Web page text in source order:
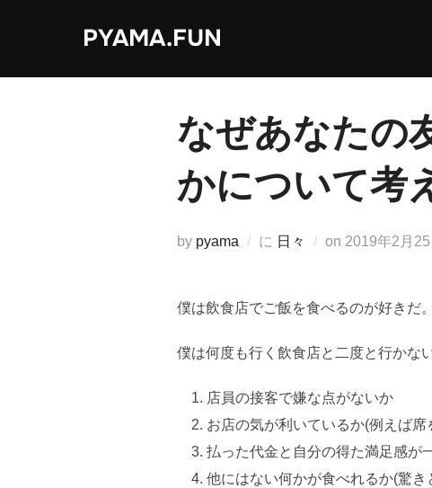
PYAMA.FUN
なぜあなたの
かについて考
by pyama に 日々 on 投
2019年2月25
僕は飲食店でご飯を食べるのが好きだ
僕は何度も行く飲食店と二度と行かな
店員の接客で嫌な点がないか
お店の気が利いているか(例えば
払った代金と自分の得た満足感が
他にはない何かが食べれるか(驚き